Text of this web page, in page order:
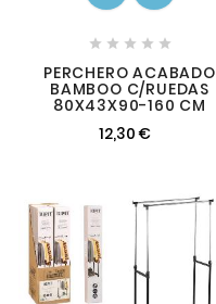
    
PERCHERO ACABADO
BAMBOO C/RUEDAS
80X43X90-160 CM
12,30 €